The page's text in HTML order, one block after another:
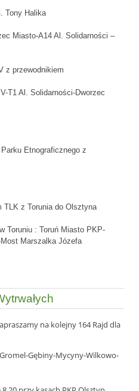
Tony Halika
Miasto-A14 Al. Solidarności –
z przewodnikiem
T1 Al. Solidarności-Dworzec
Etnograficznego z
TLK z Torunia do Olsztyna
Toruniu : Toruń Miasto PKP-
Marszalka Józefa
na kolejny 164 Rajd dla
Gębiny-Mycyny-Wilkowo-